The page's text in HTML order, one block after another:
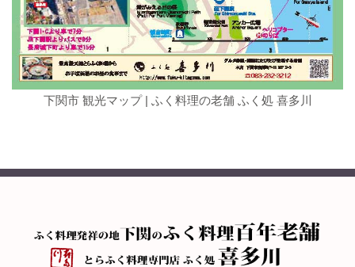
下関市 観光マップ | ふく料理の老舗 ふく処 喜多川